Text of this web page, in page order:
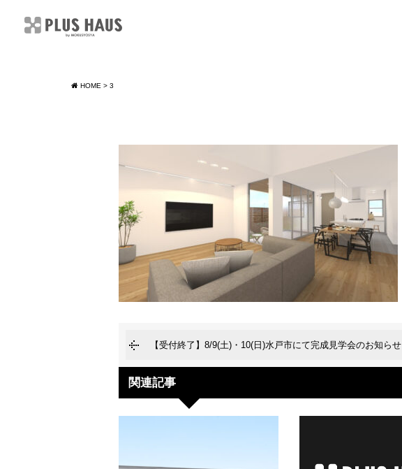
HOME > 3
【受付終了】8/9(土)・10(日)水戸市にて完成見学会のお知らせ
関連記事